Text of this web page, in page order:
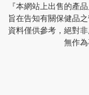
『本網站上出售的產
旨在告知有關保健品
資料僅供參考，絕對
無作